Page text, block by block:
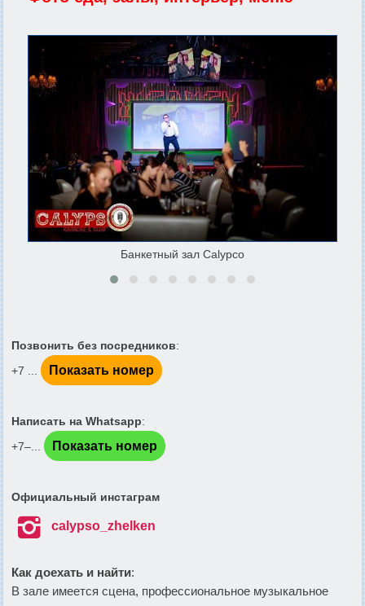
Банкетный зал Calypco
Позвонить без посредников:
+7 ...
Показать номер
Написать на Whatsapp:
+7‒...
Показать номер
Официальный инстаграм
 calypso_zhelken
Как доехать и найти:
В зале имеется сцена, профессиональное музыкальное